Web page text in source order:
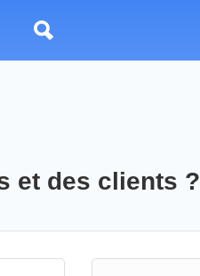
et des clients ?